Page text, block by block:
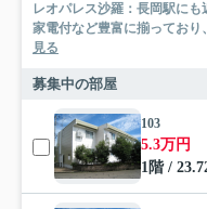
レオパレス沙羅：長岡駅に
家電付など豊富に揃ってお
見る
募集中の部屋
103
5.3万円
1階 /